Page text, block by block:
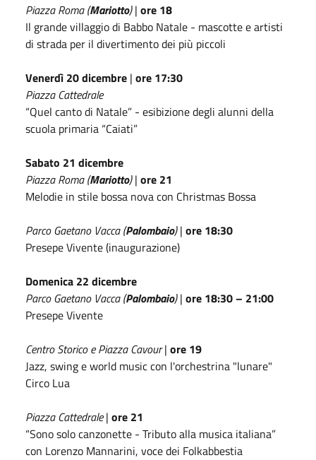
Piazza Roma (Mariotto)| ore 18
Il grande villaggio di Babbo Natale - mascotte e artisti
di strada per il divertimento dei più piccoli
Venerdì 20 dicembre | ore 17:30
Piazza Cattedrale
“Quel canto di Natale” - esibizione degli alunni della
scuola primaria “Caiati”
Sabato 21 dicembre
Piazza Roma (Mariotto)| ore 21
Melodie in stile bossa nova con Christmas Bossa
Parco Gaetano Vacca (Palombaio)| ore 18:30
Presepe Vivente (inaugurazione)
Domenica 22 dicembre
Parco Gaetano Vacca (Palombaio)| ore 18:30 – 21:00
Presepe Vivente
Centro Storico e Piazza Cavour| ore 19
Jazz, swing e world music con l'orchestrina "lunare"
Circo Lua
Piazza Cattedrale| ore 21
“Sono solo canzonette - Tributo alla musica italiana”
con Lorenzo Mannarini, voce dei Folkabbestia